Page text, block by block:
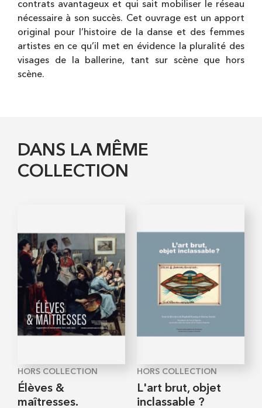
contrats avantageux et qui sait mobiliser le réseau
nécessaire à son succès. Cet ouvrage est un apport
original pour l’histoire de la danse et des femmes
artistes en ce qu’il met en évidence la pluralité des
visages de la ballerine, tant sur scène que hors
scène.
DANS LA MÊME
COLLECTION
HORS COLLECTION
Élèves &
maîtresses.
HORS COLLECTION
L'art brut, objet
inclassable ?